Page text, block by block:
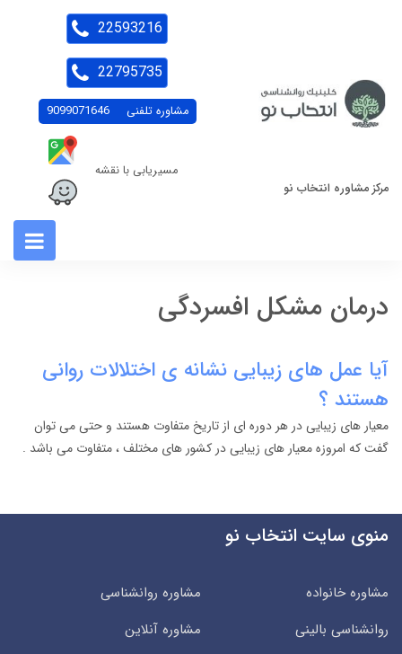
مرکز مشاوره انتخاب نو
مشاوره تلفنی 9099071646
مسیریابی با نقشه
22593216
22795735
درمان مشکل افسردگی
آیا عمل های زیبایی نشانه ی اختلالات روانی
هستند ؟
معیار های زیبایی در هر دوره ای از تاریخ متفاوت هستند و حتی می توان
گفت که امروزه معیار های زیبایی در کشور های مختلف ، متفاوت می باشد .
منوی سایت انتخاب نو
مشاوره خانواده
مشاوره روانشناسی
روانشناسی بالینی
مشاوره آنلاین